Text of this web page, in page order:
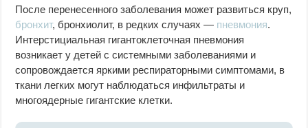
После перенесенного заболевания может развиться круп,
бронхит, бронхиолит, в редких случаях — пневмония.
Интерстициальная гигантоклеточная пневмония
возникает у детей с системными заболеваниями и
сопровождается яркими респираторными симптомами, в
ткани легких могут наблюдаться инфильтраты и
многоядерные гигантские клетки.